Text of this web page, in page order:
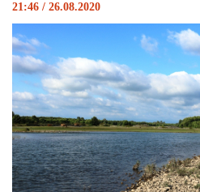
21:46 / 26.08.2020